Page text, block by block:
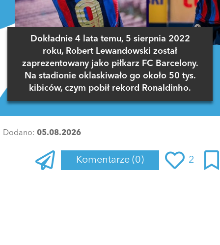
Dokładnie 4 lata temu, 5 sierpnia 2022
roku, Robert Lewandowski został
zaprezentowany jako piłkarz FC Barcelony.
Na stadionie oklaskiwało go około 50 tys.
kibiców, czym pobił rekord Ronaldinho.
Dodano: 05.08.2026
Komentarze (0) 2